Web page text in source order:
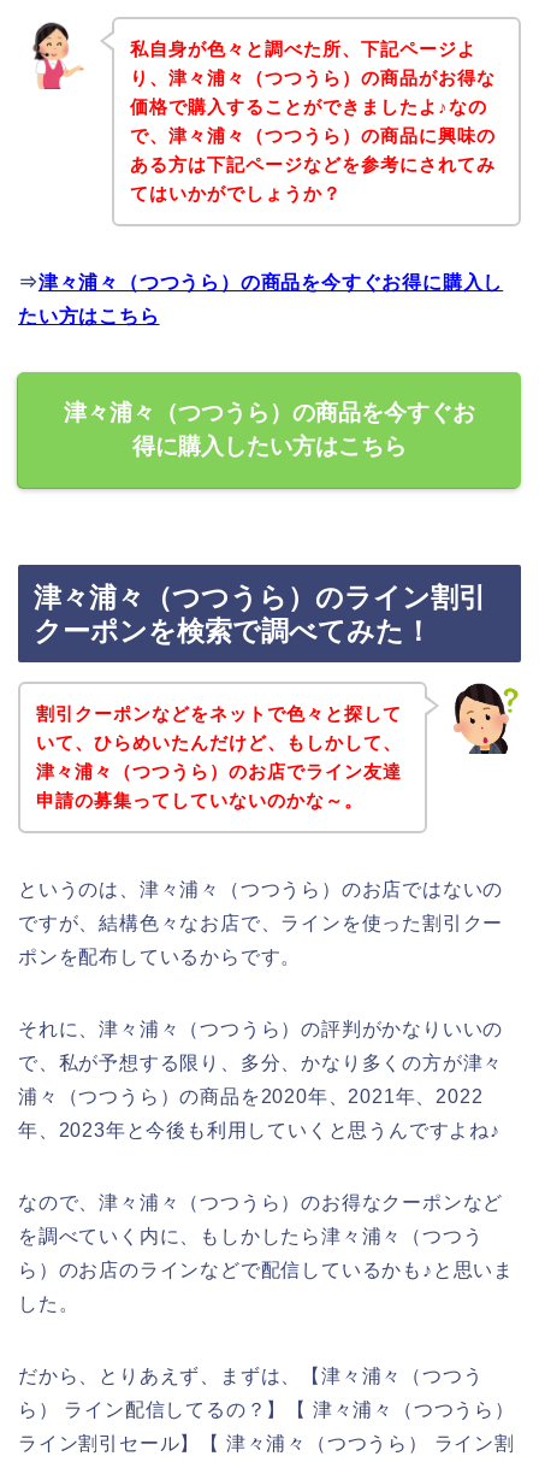
私自身が色々と調べた所、下記ページよ
り、津々浦々（つつうら）の商品がお得な
価格で購入することができましたよ♪なの
で、津々浦々（つつうら）の商品に興味の
ある方は下記ページなどを参考にされてみ
てはいかがでしょうか？
⇒津々浦々（つつうら）の商品を今すぐお得に購入し
たい方はこちら
津々浦々（つつうら）の商品を今すぐお
得に購入したい方はこちら
津々浦々（つつうら）のライン割引
クーポンを検索で調べてみた！
割引クーポンなどをネットで色々と探して
いて、ひらめいたんだけど、もしかして、
津々浦々（つつうら）のお店でライン友達
申請の募集ってしていないのかな～。
というのは、津々浦々（つつうら）のお店ではないの
ですが、結構色々なお店で、ラインを使った割引クー
ポンを配布しているからです。
それに、津々浦々（つつうら）の評判がかなりいいの
で、私が予想する限り、多分、かなり多くの方が津々
浦々（つつうら）の商品を2020年、2021年、2022
年、2023年と今後も利用していくと思うんですよね♪
なので、津々浦々（つつうら）のお得なクーポンなど
を調べていく内に、もしかしたら津々浦々（つつう
ら）のお店のラインなどで配信しているかも♪と思いま
した。
だから、とりあえず、まずは、【津々浦々（つつう
ら） ライン配信してるの？】【 津々浦々（つつうら）
ライン割引セール】【 津々浦々（つつうら） ライン割